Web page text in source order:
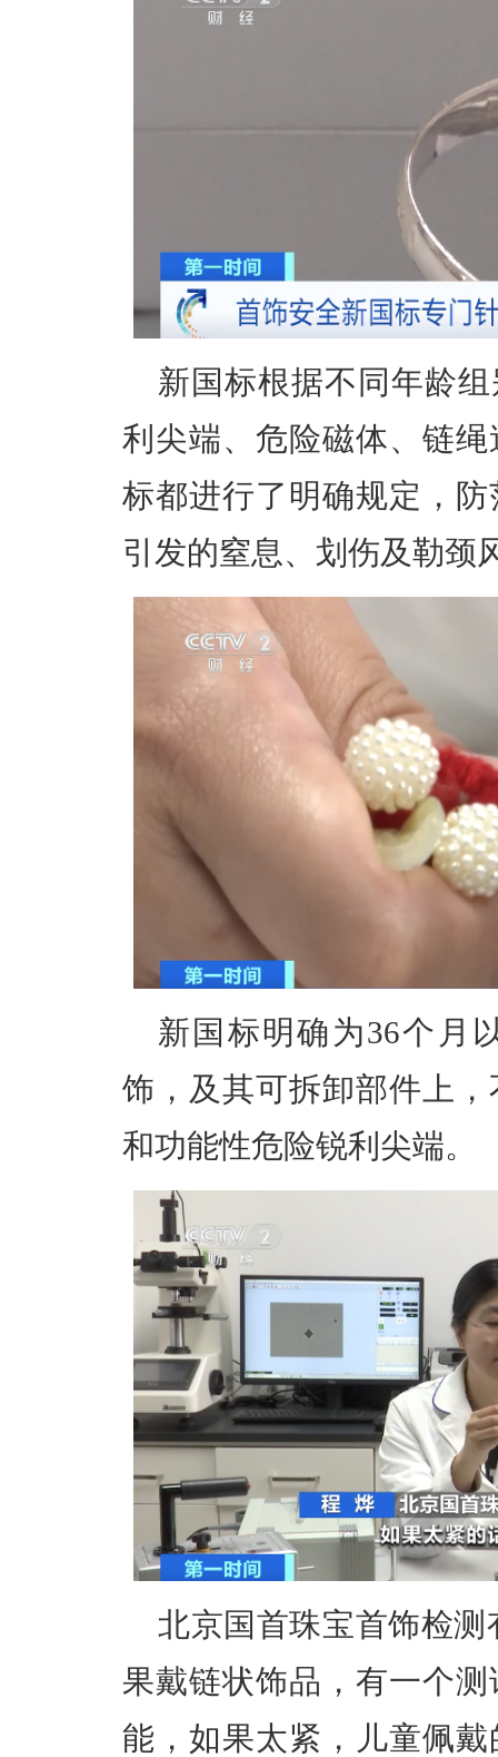
新国标根据不同年龄
利尖端、危险磁体、链
标都进行了明确规定，
引发的窒息、划伤及勒颈
新国标明确为36个月
饰，及其可拆卸部件上
和功能性危险锐利尖端。
北京国首珠宝首饰检
果戴链状饰品，有一个
能，如果太紧，儿童佩